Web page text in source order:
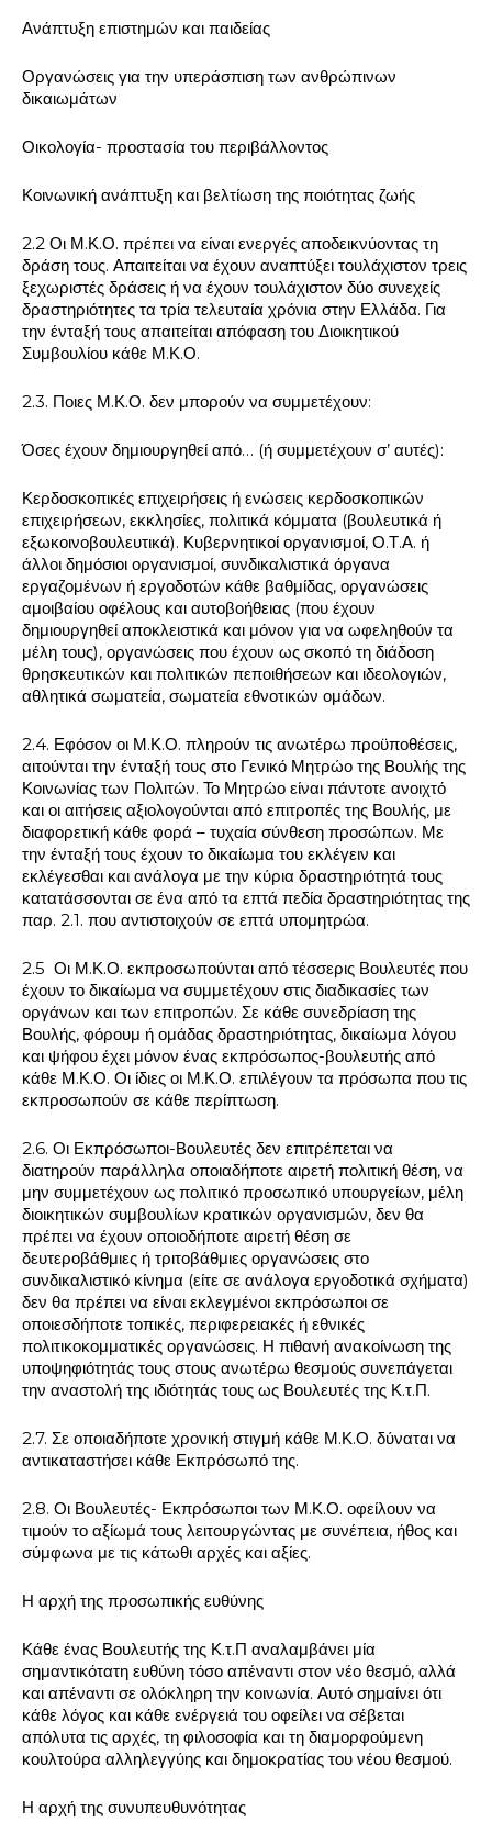
Ανάπτυξη επιστημών και παιδείας
Οργανώσεις για την υπεράσπιση των ανθρώπινων
δικαιωμάτων
Οικολογία- προστασία του περιβάλλοντος
Κοινωνική ανάπτυξη και βελτίωση της ποιότητας ζωής
2.2 Οι Μ.Κ.Ο. πρέπει να είναι ενεργές αποδεικνύοντας τη
δράση τους. Απαιτείται να έχουν αναπτύξει τουλάχιστον τρεις
ξεχωριστές δράσεις ή να έχουν τουλάχιστον δύο συνεχείς
δραστηριότητες τα τρία τελευταία χρόνια στην Ελλάδα. Για
την ένταξή τους απαιτείται απόφαση του Διοικητικού
Συμβουλίου κάθε Μ.Κ.Ο.
2.3. Ποιες Μ.Κ.Ο. δεν μπορούν να συμμετέχουν:
Όσες έχουν δημιουργηθεί από… (ή συμμετέχουν σ’ αυτές):
Κερδοσκοπικές επιχειρήσεις ή ενώσεις κερδοσκοπικών
επιχειρήσεων, εκκλησίες, πολιτικά κόμματα (βουλευτικά ή
εξωκοινοβουλευτικά). Κυβερνητικοί οργανισμοί, Ο.Τ.Α. ή
άλλοι δημόσιοι οργανισμοί, συνδικαλιστικά όργανα
εργαζομένων ή εργοδοτών κάθε βαθμίδας, οργανώσεις
αμοιβαίου οφέλους και αυτοβοήθειας (που έχουν
δημιουργηθεί αποκλειστικά και μόνον για να ωφεληθούν τα
μέλη τους), οργανώσεις που έχουν ως σκοπό τη διάδοση
θρησκευτικών και πολιτικών πεποιθήσεων και ιδεολογιών,
αθλητικά σωματεία, σωματεία εθνοτικών ομάδων.
2.4. Εφόσον οι Μ.Κ.Ο. πληρούν τις ανωτέρω προϋποθέσεις,
αιτούνται την ένταξή τους στο Γενικό Μητρώο της Βουλής της
Κοινωνίας των Πολιτών. Το Μητρώο είναι πάντοτε ανοιχτό
και οι αιτήσεις αξιολογούνται από επιτροπές της Βουλής, με
διαφορετική κάθε φορά – τυχαία σύνθεση προσώπων. Με
την ένταξή τους έχουν το δικαίωμα του εκλέγειν και
εκλέγεσθαι και ανάλογα με την κύρια δραστηριότητά τους
κατατάσσονται σε ένα από τα επτά πεδία δραστηριότητας της
παρ. 2.1. που αντιστοιχούν σε επτά υπομητρώα.
2.5 Οι Μ.Κ.Ο. εκπροσωπούνται από τέσσερις Βουλευτές που
έχουν το δικαίωμα να συμμετέχουν στις διαδικασίες των
οργάνων και των επιτροπών. Σε κάθε συνεδρίαση της
Βουλής, φόρουμ ή ομάδας δραστηριότητας, δικαίωμα λόγου
και ψήφου έχει μόνον ένας εκπρόσωπος-βουλευτής από
κάθε Μ.Κ.Ο. Οι ίδιες οι Μ.Κ.Ο. επιλέγουν τα πρόσωπα που τις
εκπροσωπούν σε κάθε περίπτωση.
2.6. Οι Εκπρόσωποι-Βουλευτές δεν επιτρέπεται να
διατηρούν παράλληλα οποιαδήποτε αιρετή πολιτική θέση, να
μην συμμετέχουν ως πολιτικό προσωπικό υπουργείων, μέλη
διοικητικών συμβουλίων κρατικών οργανισμών, δεν θα
πρέπει να έχουν οποιοδήποτε αιρετή θέση σε
δευτεροβάθμιες ή τριτοβάθμιες οργανώσεις στο
συνδικαλιστικό κίνημα (είτε σε ανάλογα εργοδοτικά σχήματα)
δεν θα πρέπει να είναι εκλεγμένοι εκπρόσωποι σε
οποιεσδήποτε τοπικές, περιφερειακές ή εθνικές
πολιτικοκομματικές οργανώσεις. Η πιθανή ανακοίνωση της
υποψηφιότητάς τους στους ανωτέρω θεσμούς συνεπάγεται
την αναστολή της ιδιότητάς τους ως Βουλευτές της Κ.τ.Π.
2.7. Σε οποιαδήποτε χρονική στιγμή κάθε Μ.Κ.Ο. δύναται να
αντικαταστήσει κάθε Εκπρόσωπό της.
2.8. Οι Βουλευτές- Εκπρόσωποι των Μ.Κ.Ο. οφείλουν να
τιμούν το αξίωμά τους λειτουργώντας με συνέπεια, ήθος και
σύμφωνα με τις κάτωθι αρχές και αξίες.
Η αρχή της προσωπικής ευθύνης
Κάθε ένας Βουλευτής της Κ.τ.Π αναλαμβάνει μία
σημαντικότατη ευθύνη τόσο απέναντι στον νέο θεσμό, αλλά
και απέναντι σε ολόκληρη την κοινωνία. Αυτό σημαίνει ότι
κάθε λόγος και κάθε ενέργειά του οφείλει να σέβεται
απόλυτα τις αρχές, τη φιλοσοφία και τη διαμορφούμενη
κουλτούρα αλληλεγγύης και δημοκρατίας του νέου θεσμού.
Η αρχή της συνυπευθυνότητας